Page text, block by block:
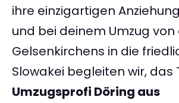
ihre einzigartigen
und bei deinem Umzug von
Gelsenkirchens in die
Slowakei begleiten wir, das
Umzugsprofi Döring aus